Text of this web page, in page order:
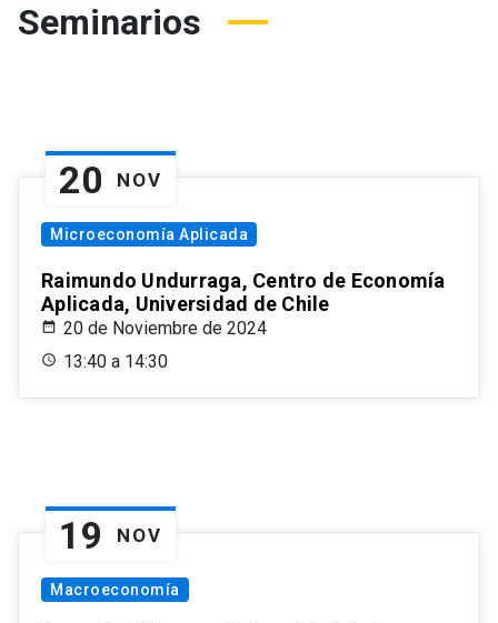
Seminarios
20 NOV
Microeconomía Aplicada
Raimundo Undurraga, Centro de Economía
Aplicada, Universidad de Chile
20 de Noviembre de 2024
13:40 a 14:30
19 NOV
Macroeconomía